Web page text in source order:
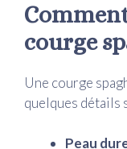
courge
Une courge
quelques détails
Peau